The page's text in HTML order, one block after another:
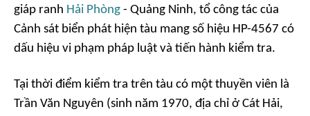
giáp ranh Hải Phòng - Quảng Ninh, tổ công tác của
Cảnh sát biển phát hiện tàu mang số hiệu HP-4567 có
dấu hiệu vi phạm pháp luật và tiến hành kiểm tra.
Tại thời điểm kiểm tra trên tàu có một thuyền viên là
Trần Văn Nguyên (sinh năm 1970, địa chỉ ở Cát Hải,